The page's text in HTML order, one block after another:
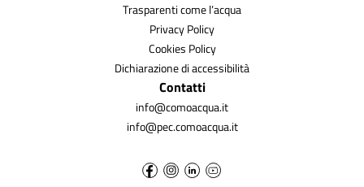
Trasparenti come l’acqua
Privacy Policy
Cookies Policy
Dichiarazione di accessibilità
Contatti
info@comoacqua.it
info@pec.comoacqua.it